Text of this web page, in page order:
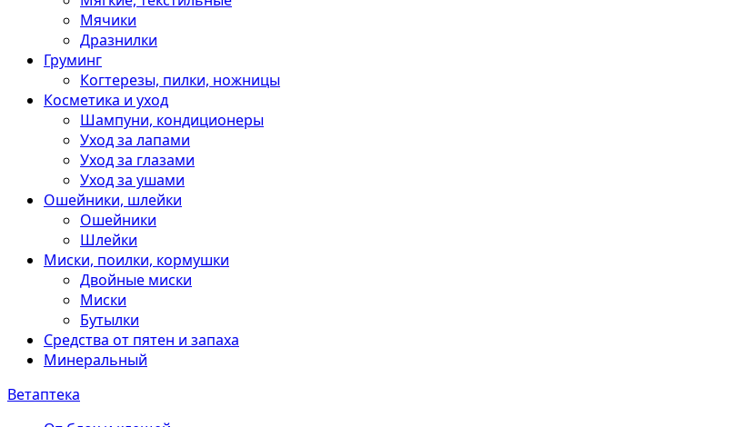
Мячики
Дразнилки
Груминг
Когтерезы, пилки, ножницы
Косметика и уход
Шампуни, кондиционеры
Уход за лапами
Уход за глазами
Уход за ушами
Ошейники, шлейки
Ошейники
Шлейки
Миски, поилки, кормушки
Двойные миски
Миски
Бутылки
Средства от пятен и запаха
Минеральный
Ветаптека